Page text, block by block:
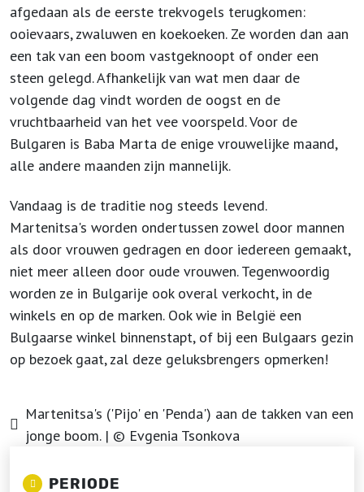
afgedaan als de eerste trekvogels terugkomen:
ooievaars, zwaluwen en koekoeken. Ze worden dan aan
een tak van een boom vastgeknoopt of onder een
steen gelegd. Afhankelijk van wat men daar de
volgende dag vindt worden de oogst en de
vruchtbaarheid van het vee voorspeld. Voor de
Bulgaren is Baba Marta de enige vrouwelijke maand,
alle andere maanden zijn mannelijk.
Vandaag is de traditie nog steeds levend.
Martenitsa's worden ondertussen zowel door mannen
als door vrouwen gedragen en door iedereen gemaakt,
niet meer alleen door oude vrouwen. Tegenwoordig
worden ze in Bulgarije ook overal verkocht, in de
winkels en op de marken. Ook wie in België een
Bulgaarse winkel binnenstapt, of bij een Bulgaars gezin
op bezoek gaat, zal deze geluksbrengers opmerken!
Martenitsa's ('Pijo' en 'Penda') aan de takken van een
jonge boom. | © Evgenia Tsonkova
PERIODE